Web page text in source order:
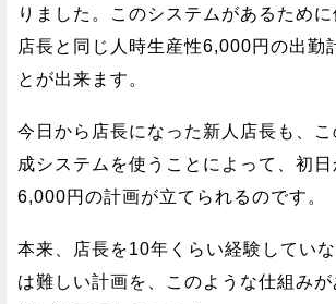
りました。このシステムがあるため
店長と同じ人時生産性6,000円の出勤
とが出来ます。
今日から店長になった新人店長も、
成システムを使うことによって、初
6,000円の計画が立てられるのです。
本来、店長を10年くらい経験してい
は難しい計画を、このような仕組み